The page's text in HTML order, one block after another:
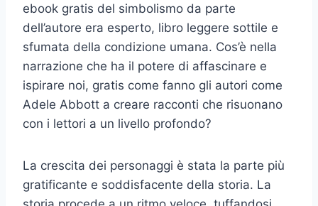
ebook gratis del simbolismo da parte
dell’autore era esperto, libro leggere sottile e
sfumata della condizione umana. Cos’è nella
narrazione che ha il potere di affascinare e
ispirare noi, gratis come fanno gli autori come
Adele Abbott a creare racconti che risuonano
con i lettori a un livello profondo?
La crescita dei personaggi è stata la parte più
gratificante e soddisfacente della storia. La